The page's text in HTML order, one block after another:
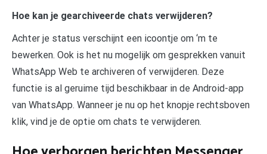
Hoe kan je gearchiveerde chats verwijderen?
Achter je status verschijnt een icoontje om ‘m te
bewerken. Ook is het nu mogelijk om gesprekken vanuit
WhatsApp Web te archiveren of verwijderen. Deze
functie is al geruime tijd beschikbaar in de Android-app
van WhatsApp. Wanneer je nu op het knopje rechtsboven
klik, vind je de optie om chats te verwijderen.